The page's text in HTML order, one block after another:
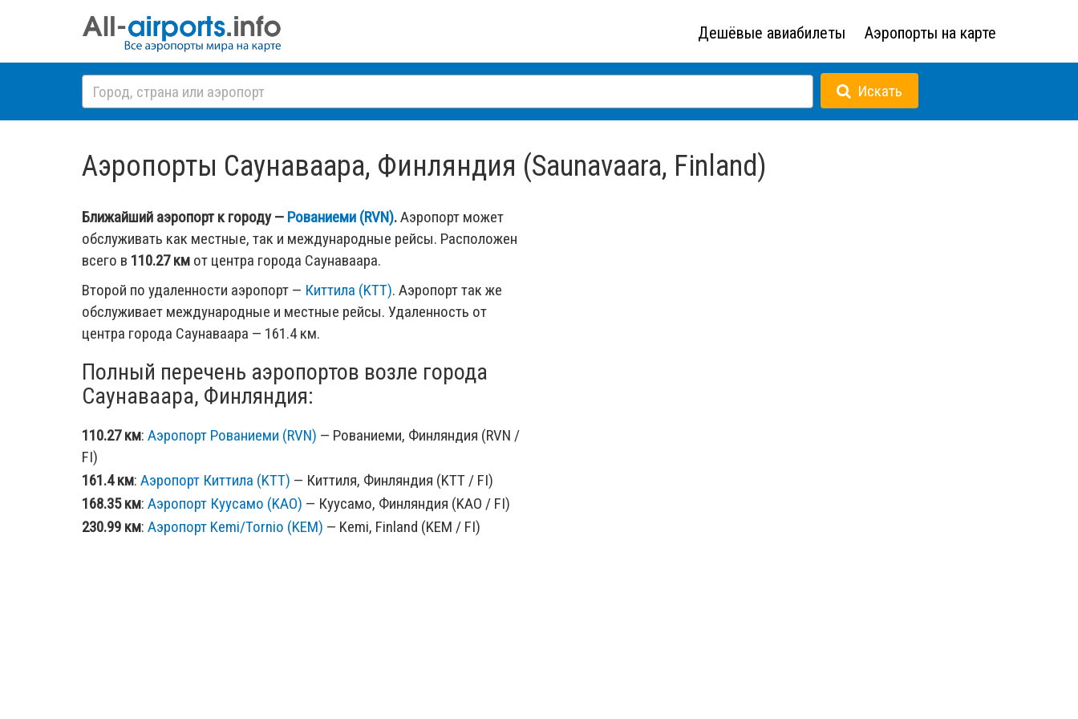
Дешёвые авиабилеты Аэропорты на карте
Искать
Аэропорты Саунаваара, Финляндия (Saunavaara, Finland)
Ближайший аэропорт к городу — Рованиеми (RVN).Аэропорт может
обслуживать как местные, так и международные рейсы. Расположен
всего в 110.27 км от центра города Саунаваара.
Второй по удаленности аэропорт — Киттила (KTT). Аэропорт так же
обслуживает международные и местные рейсы. Удаленность от
центра города Саунаваара — 161.4 км.
Полный перечень аэропортов возле города
Саунаваара, Финляндия:
110.27 км: Аэропорт Рованиеми (RVN) — Рованиеми, Финляндия (RVN /
FI)
161.4 км: Аэропорт Киттила (KTT) — Киттиля, Финляндия (KTT / FI)
168.35 км: Аэропорт Куусамо (KAO) — Куусамо, Финляндия (KAO / FI)
230.99 км: Аэропорт Kemi/Tornio (KEM) — Kemi, Finland (KEM / FI)